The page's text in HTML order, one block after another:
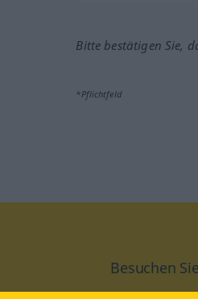
Bitte bestätigen Sie,
*Pflichtfeld
Besuchen